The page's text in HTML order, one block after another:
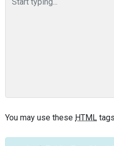
You may use these HTML